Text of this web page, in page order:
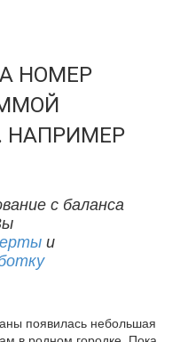
НОМЕР
НАПРИМЕР
с баланса
и
появилась небольшая